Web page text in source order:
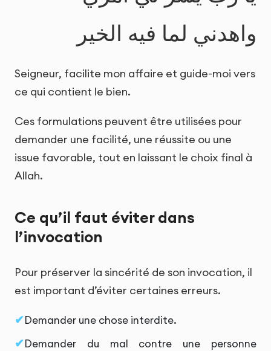
واهدني لما فيه الخير
Seigneur, facilite mon affaire et guide-moi vers
ce qui contient le bien.
Ces formulations peuvent être utilisées pour
demander une facilité, une réussite ou une
issue favorable, tout en laissant le choix final à
Allah.
Ce qu’il faut éviter dans
l’invocation
Pour préserver la sincérité de son invocation, il
est important d’éviter certaines erreurs.
Demander une chose interdite.
Demander du mal contre une personne